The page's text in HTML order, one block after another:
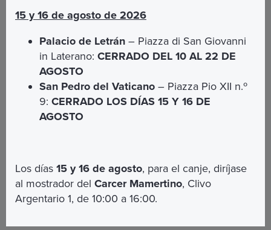
2
15 y 16 de agosto de 2026
Palacio de Letrán – Piazza di San Giovanni
in Laterano:CERRADO DEL 10 AL 22 DE
AGOSTO
San Pedro del Vaticano – Piazza Pio XII n.º
9:CERRADO LOS DÍAS 15 Y 16 DE
AGOSTO
Los días15 y 16 de agosto, para el canje, diríjase
al mostrador delCarcer Mamertino, Clivo
Argentario 1, de 10:00 a 16:00.